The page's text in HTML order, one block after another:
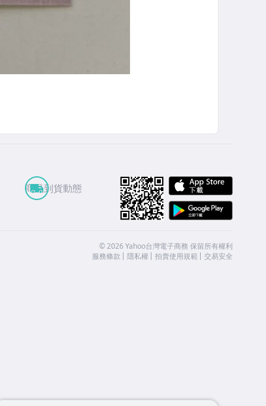
商品到貨動態
©2026 Yahoo台灣電子商務 保留所有權利
服務條款
隱私權 拍賣使用規範 交易安全